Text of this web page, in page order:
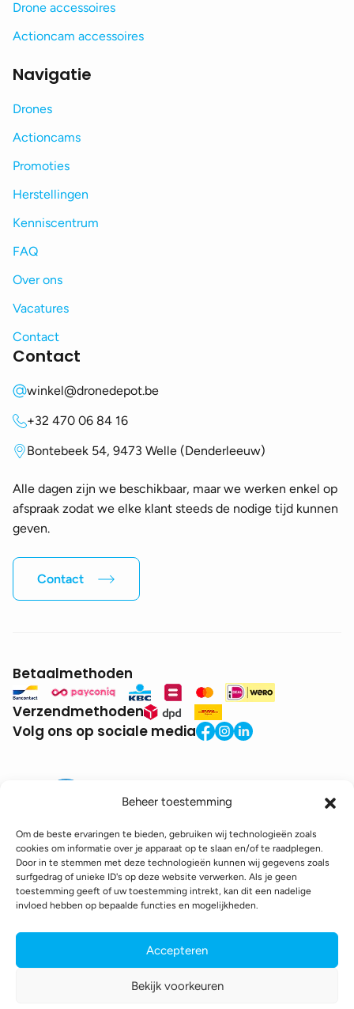
Beheer toestemming
Om de beste ervaringen te bieden, gebruiken wij technologieën zoals
cookies om informatie over je apparaat op te slaan en/of te raadplegen.
Door in te stemmen met deze technologieën kunnen wij gegevens zoals
surfgedrag of unieke ID's op deze website verwerken. Als je geen
toestemming geeft of uw toestemming intrekt, kan dit een nadelige
invloed hebben op bepaalde functies en mogelijkheden.
Accepteren
Bekijk voorkeuren
Drone accessoires
Actioncam accessoires
Navigatie
Drones
Actioncams
Promoties
Herstellingen
Kenniscentrum
FAQ
Over ons
Vacatures
Contact
Contact
winkel@dronedepot.be
+32 470 06 84 16
Bontebeek 54, 9473 Welle (Denderleeuw)
Alle dagen zijn we beschikbaar, maar we werken enkel op
afspraak zodat we elke klant steeds de nodige tijd kunnen
geven.
Contact
Betaalmethoden
Verzendmethoden
Volg ons op sociale media
BTW: BE0771.941.935
© 2025 DroneDepot. Alle rechten voorbehouden.
Toegankelijkheidsverklaring
webshop gemaakt doorconversal